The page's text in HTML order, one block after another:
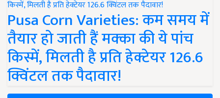
Pusa Corn Varieties: कम समय में
तैयार हो जाती हैं मक्का की ये पांच
किस्में, मिलती है प्रति हेक्टेयर 126.6
क्विंटल तक पैदावार!